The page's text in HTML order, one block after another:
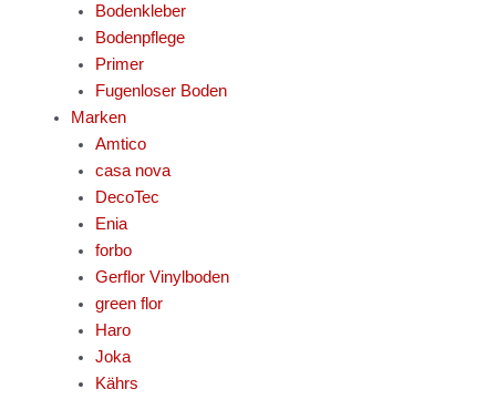
Bodenkleber
Bodenpflege
Primer
Fugenloser Boden
Marken
Amtico
casa nova
DecoTec
Enia
forbo
Gerflor Vinylboden
green flor
Haro
Joka
Kährs